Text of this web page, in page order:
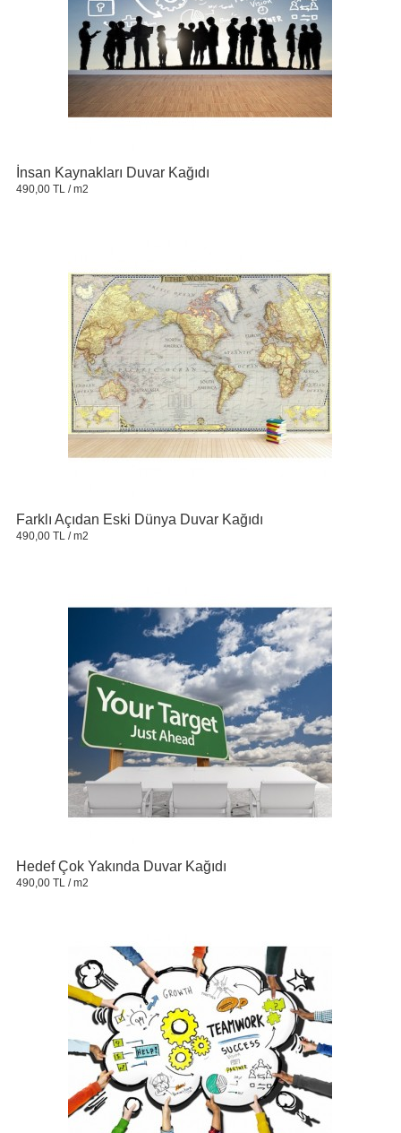
İnsan Kaynakları Duvar Kağıdı
490,00 TL / m2
Farklı Açıdan Eski Dünya Duvar Kağıdı
490,00 TL / m2
Hedef Çok Yakında Duvar Kağıdı
490,00 TL / m2